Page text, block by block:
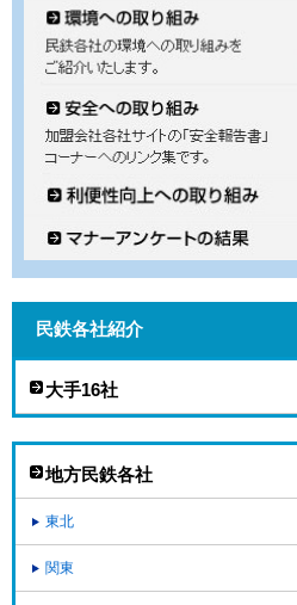
民鉄各社紹介
大手16社
地方民鉄各社
東北
関東